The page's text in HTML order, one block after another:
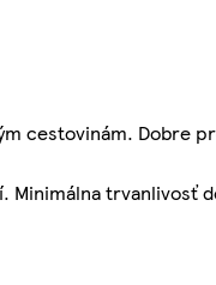
cestovinám. Dobre
Minimálna trvanlivosť